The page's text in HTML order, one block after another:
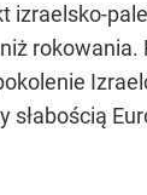
izraelsko-
rokowania.